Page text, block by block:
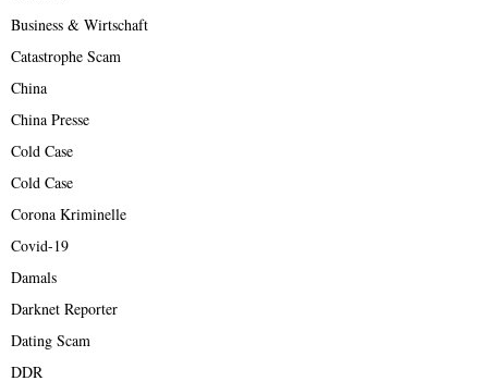
Business & Wirtschaft
Catastrophe Scam
China
China Presse
Cold Case
Cold Case
Corona Kriminelle
Covid-19
Damals
Darknet Reporter
Dating Scam
DDR